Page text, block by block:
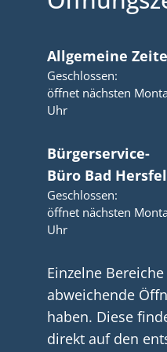
Allgemeine
Klicken, um weitere
Geschlossen:
öffnet nächsten
Uhr
Bürgerservice-
Büro Bad
Klicken, um weitere
Geschlossen:
öffnet nächsten
Uhr
Einzelne
abweichende
haben. Diese
direkt auf den